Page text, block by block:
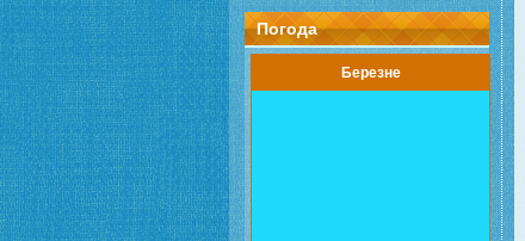
Погода
Березне